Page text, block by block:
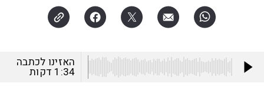
האזינו לכתבה
1:34 דקות